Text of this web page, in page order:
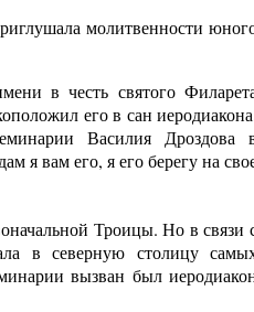
молитвенности
в честь святого
его в сан
Василия Дроздова
я вам его, я его берегу на
Троицы. Но в связи
в северную столицу
вызван был